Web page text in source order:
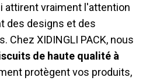
attirent vraiment l'attention
des designs et des
Chez XIDINGLI PACK, nous
de haute qualité à
protègent vos produits,